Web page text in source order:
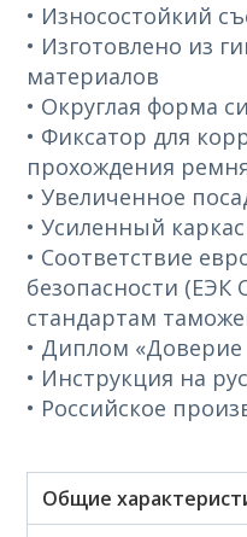
• Износостойкий
• Изготовлено из
материалов
• Округлая форма
• Фиксатор для
прохождения
• Увеличенное
• Усиленный каркас
• Соответствие
безопасности
стандартам
• Диплом «Доверие
• Инструкция на
• Российское
Общие